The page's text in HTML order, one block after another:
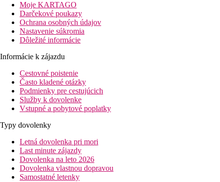
Moje KARTAGO
Darčekové poukazy
Ochrana osobných údajov
Nastavenie súkromia
Dôležité informácie
Informácie k zájazdu
Cestovné poistenie
Často kladené otázky
Podmienky pre cestujúcich
Služby k dovolenke
Vstupné a pobytové poplatky
Typy dovolenky
Letná dovolenka pri mori
Last minute zájazdy
Dovolenka na leto 2026
Dovolenka vlastnou dopravou
Samostatné letenky